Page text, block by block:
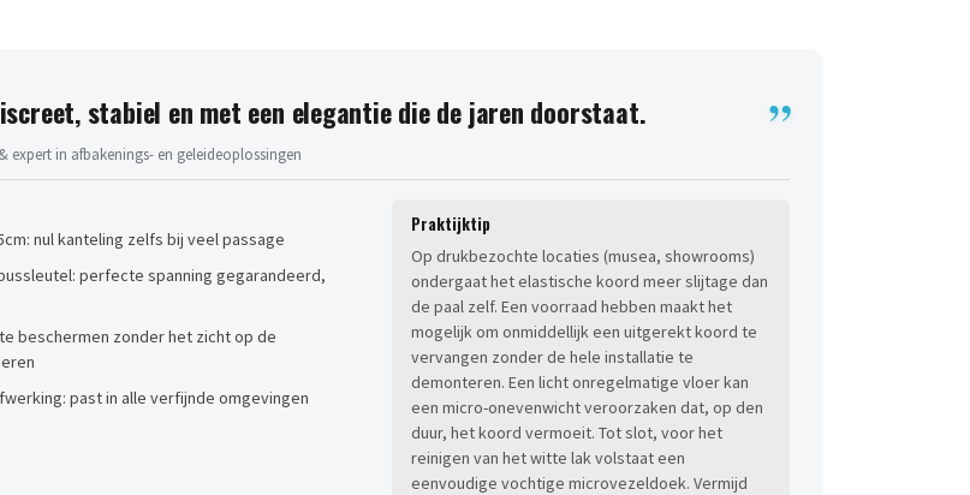
stabiel en met een elegantie die de jaren doorstaat.
expert in afbakenings- en geleideoplossingen
nul kanteling zelfs bij veel passage
perfecte spanning gegarandeerd,
beschermen zonder het zicht op de
past in alle verfijnde omgevingen
Praktijktip
Op drukbezochte locaties (musea, showrooms)
ondergaat het elastische koord meer slijtage dan
de paal zelf. Een voorraad hebben maakt het
mogelijk om onmiddellijk een uitgerekt koord te
vervangen zonder de hele installatie te
demonteren. Een licht onregelmatige vloer kan
een micro-onevenwicht veroorzaken dat, op den
duur, het koord vermoeit. Tot slot, voor het
reinigen van het witte lak volstaat een
eenvoudige vochtige microvezeldoek. Vermijd